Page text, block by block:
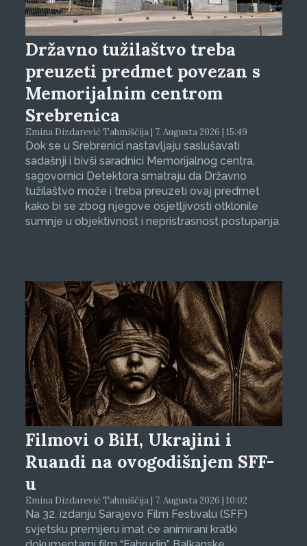
Državno tužilaštvo treba
preuzeti predmet povezan s
Memorijalnim centrom
Srebrenica
Emina Dizdarević Tahmiščija | 7. Augusta 2026 | 15:49
Dok se u Srebrenici nastavljaju saslušavati
sadašnji i bivši saradnici Memorijalnog centra,
sagovornici Detektora smatraju da Državno
tužilaštvo može i treba preuzeti ovaj predmet
kako bi se zbog njegove osjetljivosti otklonile
sumnje u objektivnost i nepristrasnost postupanja.
Filmovi o BiH, Ukrajini i
Ruandi na ovogodišnjem SFF-
u
Emina Dizdarević Tahmiščija | 7. Augusta 2026 | 10:02
Na 32. izdanju Sarajevo Film Festivalu (SFF)
svjetsku premijeru imat će animirani kratki